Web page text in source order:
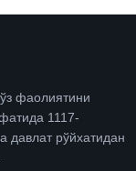
фаолиятини
1117-
давлат рўйхатидан